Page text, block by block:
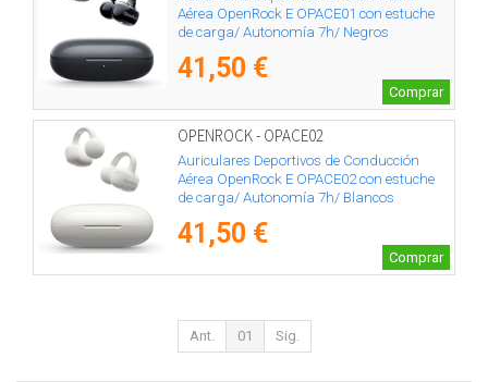
Aérea OpenRock E OPACE01 con estuche
de carga/ Autonomía 7h/ Negros
41,50 €
Comprar
OPENROCK - OPACE02
Auriculares Deportivos de Conducción
Aérea OpenRock E OPACE02 con estuche
de carga/ Autonomía 7h/ Blancos
41,50 €
Comprar
Ant. 01 Sig.